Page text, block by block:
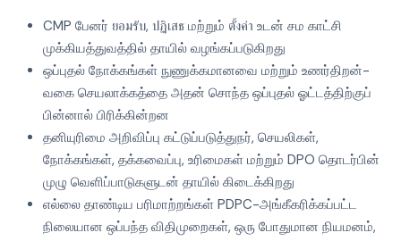
CMP பேனர் ยอมรับ, ปฏิเสธ மற்றும் ตั้งค่า உடன் சம காட்சி
முக்கியத்துவத்தில் தாயில் வழங்கப்படுகிறது
ஒப்புதல் நோக்கங்கள் நுணுக்கமானவை மற்றும் உணர்திறன்-
வகை செயலாக்கத்தை அதன் சொந்த ஒப்புதல் ஓட்டத்திற்குப்
பின்னால் பிரிக்கின்றன
தனியுரிமை அறிவிப்பு கட்டுப்படுத்துநர், செயலிகள்,
நோக்கங்கள், தக்கவைப்பு, உரிமைகள் மற்றும் DPO தொடர்பின்
முழு வெளிப்பாடுகளுடன் தாயில் கிடைக்கிறது
எல்லை தாண்டிய பரிமாற்றங்கள் PDPC-அங்கீகரிக்கப்பட்ட
நிலையான ஒப்பந்த விதிமுறைகள், ஒரு போதுமான நியமனம்,